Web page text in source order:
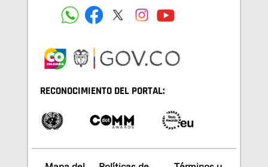
RECONOCIMIENTO DEL PORTAL: